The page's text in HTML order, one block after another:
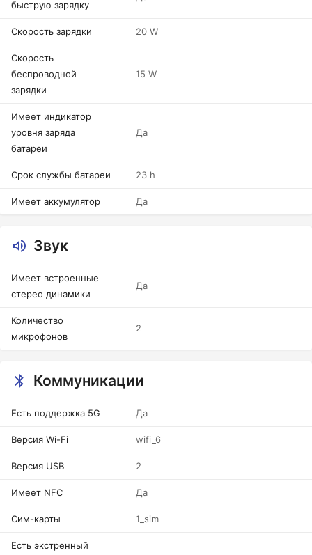
быструю зарядку
Скорость зарядки 20 W
Скорость
беспроводной
зарядки
15 W
Имеет индикатор
уровня заряда
батареи
Да
Срок службы батареи 23 h
Имеет аккумулятор Да
Звук
Имеет встроенные
стерео динамики
Да
Количество
микрофонов
2
Коммуникации
Есть поддержка 5G Да
Версия Wi-Fi wifi_6
Версия USB 2
Имеет NFC Да
Сим-карты 1_sim
Есть экстренный